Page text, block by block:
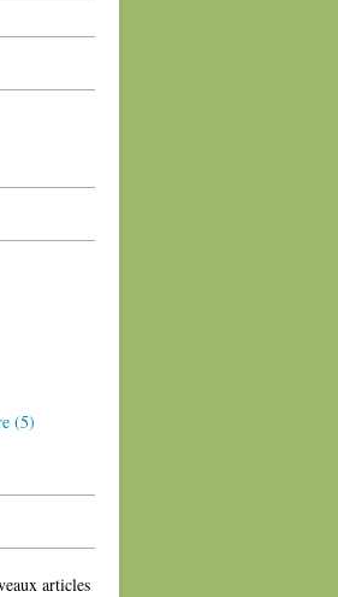
(5)
articles